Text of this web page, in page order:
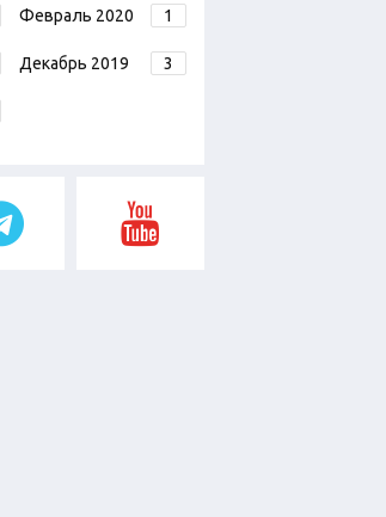
Февраль 2020 1
Декабрь 2019 3